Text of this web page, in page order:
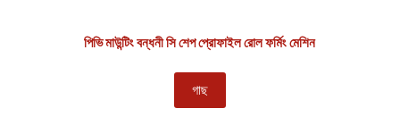
পিভি মাউন্টিং বন্ধনী সি শেপ প্রোফাইল রোল ফর্মিং মেশিন
গাছ